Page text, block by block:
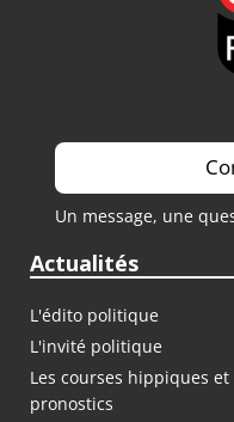
Un message, une
Actualités
L'édito politique
L'invité politique
Les courses hippiques et
pronostics